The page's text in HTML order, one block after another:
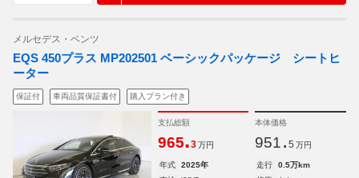
メルセデス・ベンツ
EQS 450プラス MP202501 ベーシックパッケージ シートヒ
ーター
保証付 車両品質保証書付 購入プラン付き
支払総額
965.3 万円
本体価格
951. 5 万円
年式 2025年 走行
0.5万km